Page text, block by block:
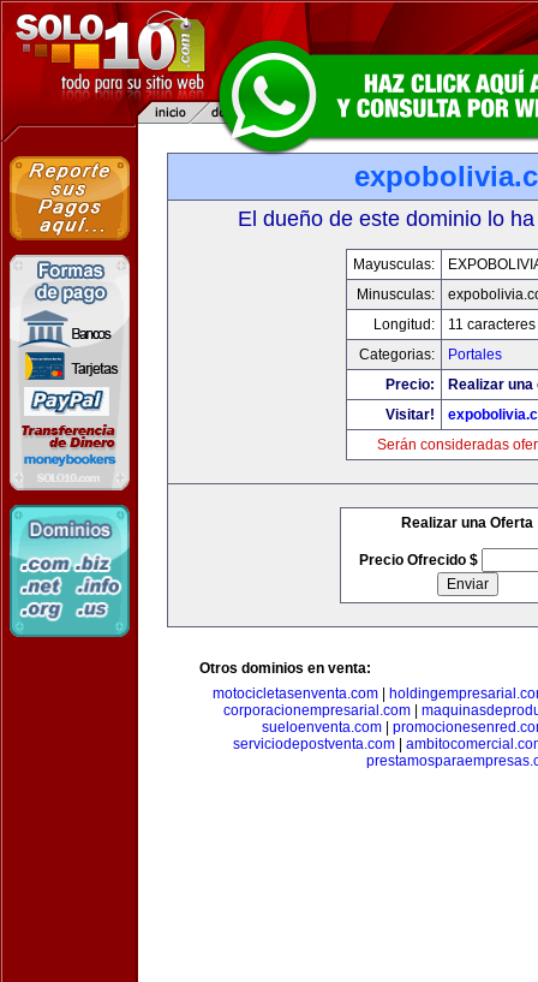
El dueño de este dominio lo
Mayusculas:
Minusculas:
Longitud:
11 caracteres
Categorias:
Portales
Precio:
Realizar
Visitar!
Serán consideradas
Realizar una Oferta
Precio Ofrecido $
Otros dominios en venta:
motocicletasenventa.com
corporacionempresarial.com
sueloenventa.com
serviciodepostventa.com